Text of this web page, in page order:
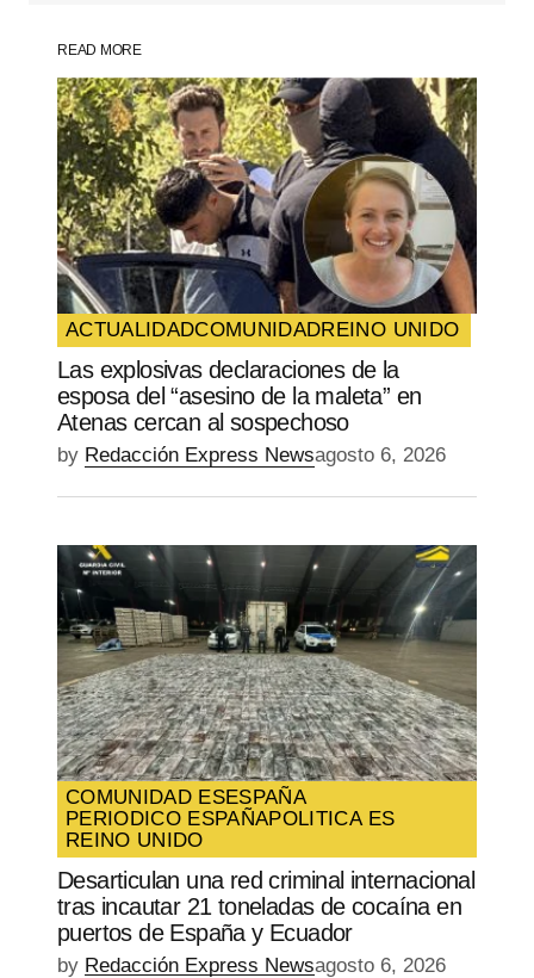
Your Name*
Your E-mail
Guarda mi nombre, correo electrónico y
web en este navegador para la próxima
vez que comente.
SUBMIT COMMENT
READ MORE
ACTUALIDADCOMUNIDADREINO UNIDO
Las explosivas declaraciones de la
esposa del “asesino de la maleta” en
Atenas cercan al sospechoso
by Redacción Express Newsagosto 6, 2026
COMUNIDAD ESESPAÑA
PERIODICO ESPAÑAPOLITICA ES
REINO UNIDO
Desarticulan una red criminal internacional
tras incautar 21 toneladas de cocaína en
puertos de España y Ecuador
by Redacción Express Newsagosto 6, 2026